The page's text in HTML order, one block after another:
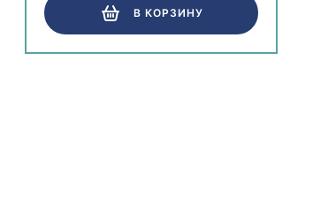
В КОРЗИНУ